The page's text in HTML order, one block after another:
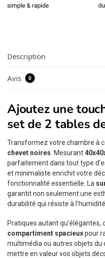
Description
Avis 0
Ajoutez une
set de 2 tables
Transformez votre chambre à
chevet noires . Mesurant
parfaitement dans tout type
et minimaliste enrichit votre
fonctionnalité essentielle. La
garantit non seulement une
durabilité qui résiste à l’humidité.
Pratiques autant qu’élégantes,
compartiment spacieuxpour
multimédia ou autres objets du
mettre en valeur vos objets